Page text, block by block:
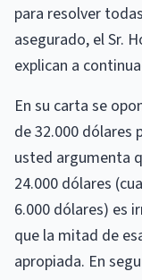
para resolver
asegurado, el Sr.
explican a
En su carta se
de 32.000 dólares
usted argumenta
24.000 dólares
6.000 dólares) es
que la mitad de
apropiada. En